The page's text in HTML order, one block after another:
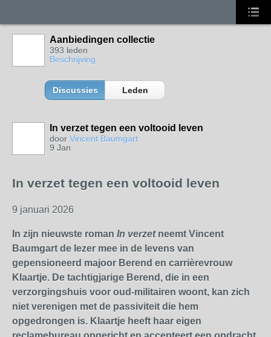
Aanbiedingen collectie
393 leden
Beschrijving
Discussies Leden
In verzet tegen een voltooid leven
door Vincent Baumgart
9 Jan
In verzet tegen een voltooid leven
9 januari 2026
In zijn nieuwste roman In verzetneemt Vincent
Baumgart de lezer mee in de levens van
gepensioneerd majoor Berend en carrièrevrouw
Klaartje. De tachtigjarige Berend, die in een
verzorgingshuis voor oud-militairen woont, kan zich
niet verenigen met de passiviteit die hem
opgedrongen is. Klaartje heeft haar eigen